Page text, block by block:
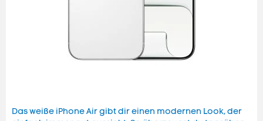
Das weiße iPhone Air gibt dir einen modernen Look, der